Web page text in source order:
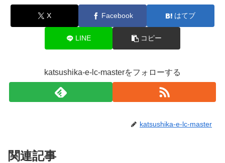
X Facebook はてブ
LINE コピー
katsushika-e-lc-masterをフォローする
katsushika-e-lc-master
関連記事